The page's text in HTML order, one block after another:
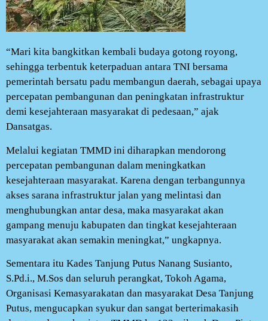
“Mari kita bangkitkan kembali budaya gotong royong,
sehingga terbentuk keterpaduan antara TNI bersama
pemerintah bersatu padu membangun daerah, sebagai upaya
percepatan pembangunan dan peningkatan infrastruktur
demi kesejahteraan masyarakat di pedesaan,” ajak
Dansatgas.
Melalui kegiatan TMMD ini diharapkan mendorong
percepatan pembangunan dalam meningkatkan
kesejahteraan masyarakat. Karena dengan terbangunnya
akses sarana infrastruktur jalan yang melintasi dan
menghubungkan antar desa, maka masyarakat akan
gampang menuju kabupaten dan tingkat kesejahteraan
masyarakat akan semakin meningkat,” ungkapnya.
Sementara itu Kades Tanjung Putus Nanang Susianto,
S.Pd.i., M.Sos dan seluruh perangkat, Tokoh Agama,
Organisasi Kemasyarakatan dan masyarakat Desa Tanjung
Putus, mengucapkan syukur dan sangat berterimakasih